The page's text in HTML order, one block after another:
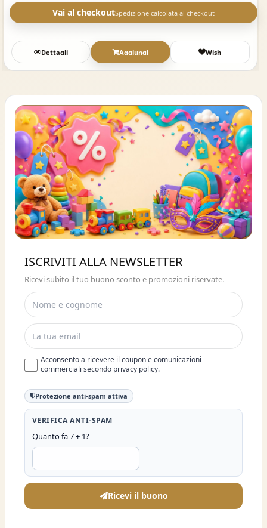
Vai al checkoutSpedizione calcolata al checkout
Dettagli Aggiungi Wish
ISCRIVITI E OTTIENI SUBITO UNO
SCONTO DEL 10%
ISCRIVITI ALLA NEWSLETTER
Ricevi subito il tuo buono sconto e promozioni riservate.
Acconsento a ricevere il coupon e comunicazioni
commerciali secondo privacy policy.
Protezione anti-spam attiva
VERIFICA ANTI-SPAM
Quanto fa 7 + 1?
Ricevi il buono